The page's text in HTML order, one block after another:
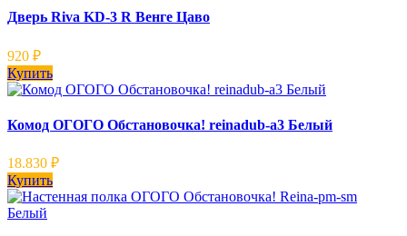
Дверь Riva KD-3 R Венге Цаво
920 ₽
Купить
Комод ОГОГО Обстановочка! reinadub-a3 Белый
18.830 ₽
Купить